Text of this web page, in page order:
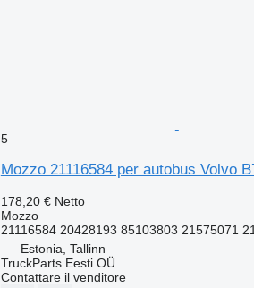
5
Mozzo 21116584 per autobus Volvo
178,20 € Netto
Mozzo
21116584 20428193 85103803 21575071
Estonia, Tallinn
TruckParts Eesti OÜ
Contattare il venditore